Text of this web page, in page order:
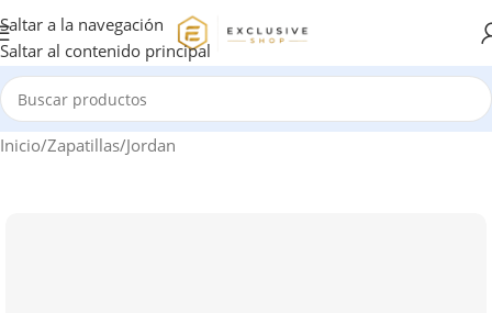
Saltar a la navegación
Saltar al contenido principal
Inicio/Zapatillas/Jordan